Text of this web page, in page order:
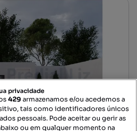
privacidade
429armazenamos e/ou acedemos a
tais como identificadores únicos
pessoais. Pode aceitar ou gerir as
ou em qualquer momento na